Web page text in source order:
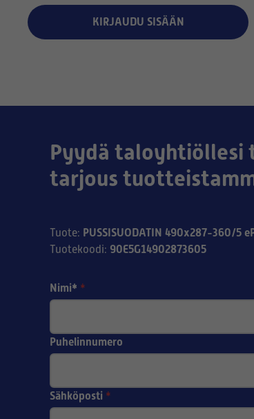
KIRJAUDU SISÄÄN
Pyydä taloyhtiöllesi
tarjous
Tuote: PUSSISUODATIN 490x287-360/5
Tuotekoodi: 90E5G14902873605
Nimi* *
Puhelinnumero
Sähköposti *